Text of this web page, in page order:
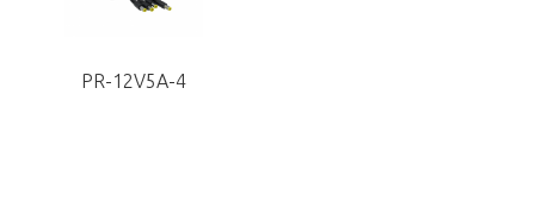
PR-12V5A-4